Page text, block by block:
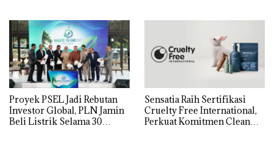
Proyek PSEL Jadi Rebutan
Investor Global, PLN Jamin
Beli Listrik Selama 30
Sensatia Raih Sertifikasi
Cruelty Free International,
Perkuat Komitmen Clean